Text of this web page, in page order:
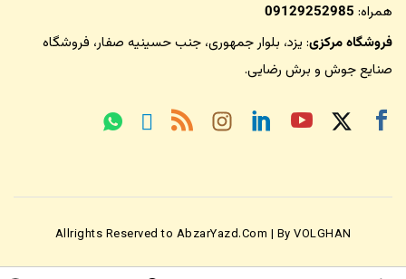
همراه: 09129252985
فروشگاه مرکزی: یزد، بلوار جمهوری، جنب حسینیه صفار، فروشگاه
صنایع جوش و برش رضایی.
Allrights Reserved to AbzarYazd.Com | By VOLGHAN